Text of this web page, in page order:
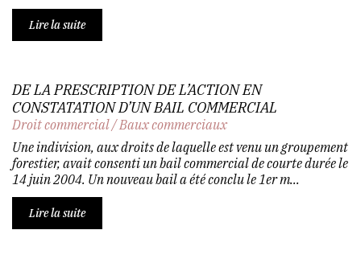
Lire la suite
DE LA PRESCRIPTION DE L’ACTION EN
CONSTATATION D’UN BAIL COMMERCIAL
Droit commercial/Baux commerciaux
Une indivision, aux droits de laquelle est venu un groupement
forestier, avait consenti un bail commercial de courte durée le
14 juin 2004. Un nouveau bail a été conclu le 1er m...
Lire la suite